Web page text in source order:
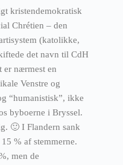
kristendemokratisk
Chrétien – den
(katolikke,
det navn til CdH
er nærmest en
Venstre og
“humanistisk”, ikke
byboerne i Bryssel.
🙂 I Flandern sank
% af stemmerne.
men de